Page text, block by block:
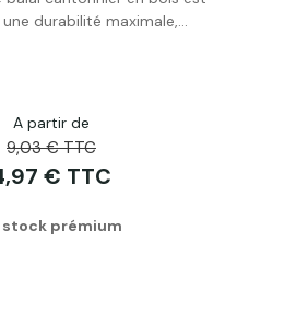
Acheter
durabilité maximale,...
A partir de
9,03 € TTC
€ TTC
stock prémium